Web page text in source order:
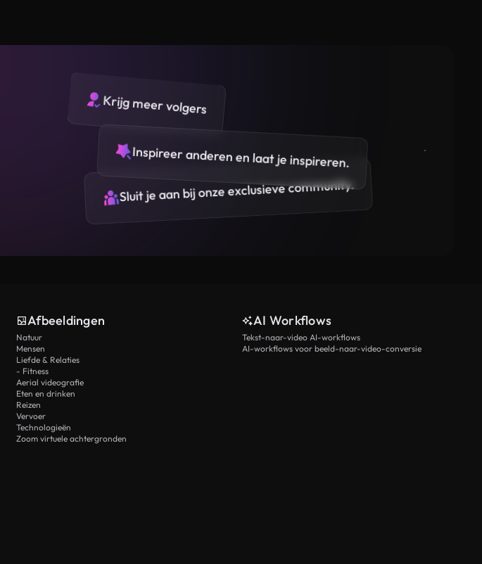
Krijg meer volgers
Inspireer anderen en laat je inspireren.
Sluit je aan bij onze exclusieve community.
Afbeeldingen
Natuur
Mensen
Liefde & Relaties
- Fitness
Aerial videografie
Eten en drinken
Reizen
Vervoer
Technologieën
Zoom virtuele achtergronden
AI Workflows
Tekst-naar-video AI-workflows
AI-workflows voor beeld-naar-video-conversie